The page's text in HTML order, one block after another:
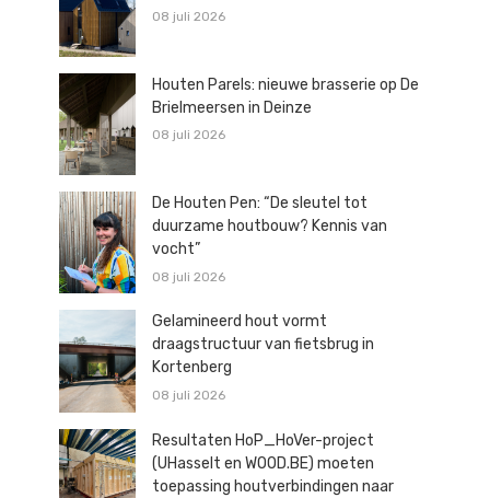
08 juli 2026
Houten Parels: nieuwe brasserie op De
Brielmeersen in Deinze
08 juli 2026
De Houten Pen: “De sleutel tot
duurzame houtbouw? Kennis van
vocht”
08 juli 2026
Gelamineerd hout vormt
draagstructuur van fietsbrug in
Kortenberg
08 juli 2026
Resultaten HoP_HoVer-project
(UHasselt en WOOD.BE) moeten
toepassing houtverbindingen naar